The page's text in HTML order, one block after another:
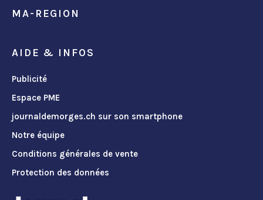
MA-REGION
AIDE & INFOS
Publicité
Espace PME
journaldemorges.ch sur son smartphone
Notre équipe
Conditions générales de vente
Protection des données